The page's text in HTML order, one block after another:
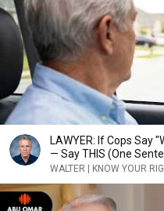
LAWYER: If Cops Say
— Say THIS (One
WALTER | KNOW YOUR